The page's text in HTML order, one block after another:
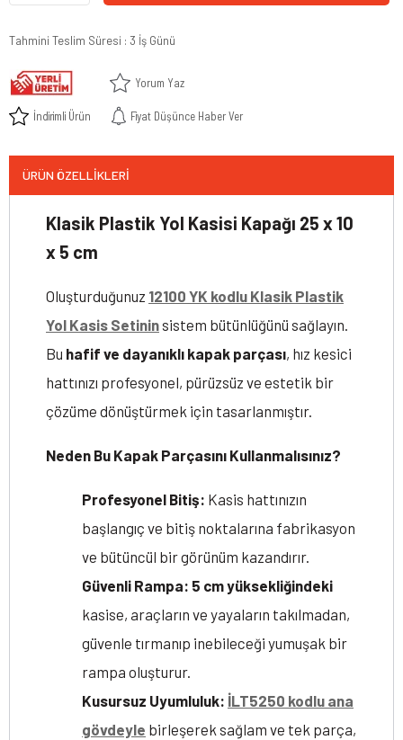
Tahmini Teslim Süresi : 3 İş Günü
Yorum Yaz
İndirimli Ürün Fiyat Düşünce Haber Ver
ÜRÜN ÖZELLIKLERI
Klasik Plastik Yol Kasisi Kapağı 25 x 10
x 5 cm
Oluşturduğunuz 12100 YK kodlu Klasik Plastik
Yol Kasis Setininsistem bütünlüğünü sağlayın.
Bu hafif ve dayanıklı kapak parçası, hız kesici
hattınızı profesyonel, pürüzsüz ve estetik bir
çözüme dönüştürmek için tasarlanmıştır.
Neden Bu Kapak Parçasını Kullanmalısınız?
Profesyonel Bitiş: Kasis hattınızın
başlangıç ve bitiş noktalarına fabrikasyon
ve bütüncül bir görünüm kazandırır.
Güvenli Rampa: 5 cm yüksekliğindeki
kasise, araçların ve yayaların takılmadan,
güvenle tırmanıp inebileceği yumuşak bir
rampa oluşturur.
Kusursuz Uyumluluk: İLT5250 kodlu ana
gövdeyle birleşerek sağlam ve tek parça,